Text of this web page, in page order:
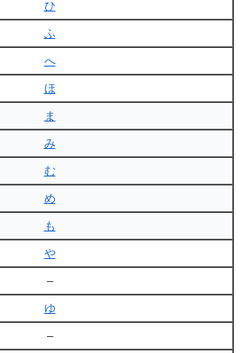
ひ
ふ
へ
ほ
ま
み
む
め
も
や
–
ゆ
–